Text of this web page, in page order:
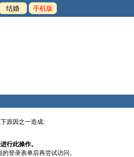
结婚 手机版
原因之一造成:
行此操作。
登录表单后再尝试访问。